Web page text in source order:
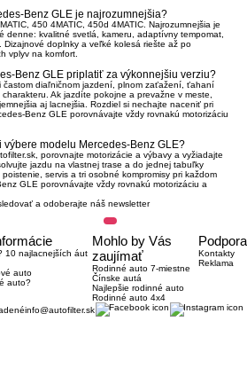
Benz GLE je najrozumnejšia?
450 4MATIC, 450d 4MATIC. Najrozumnejšia je
denne: kvalitné svetlá, kameru, adaptívny tempomat,
doplnky a veľké kolesá riešte až po
vplyv na komfort.
Benz GLE priplatiť za výkonnejšiu verziu?
častom diaľničnom jazdení, plnom zaťažení, ťahaní
Ak jazdíte pokojne a prevažne v meste,
aj lacnejšia. Rozdiel si nechajte naceniť pri
Benz GLE porovnávajte vždy rovnakú motorizáciu
modelu Mercedes-Benz GLE?
porovnajte motorizácie a výbavy a vyžiadajte
jazdu na vlastnej trase a do jednej tabuľky
servis a tri osobné kompromisy pri každom
GLE porovnávajte vždy rovnakú motorizáciu a
a odoberajte náš newsletter
10 najlacnejších áut
auto
auto?
Mohlo by Vás
zaujímať
Rodinné auto 7-miestne
Čínske autá
Najlepšie rodinné auto
Rodinné auto 4x4
Podpora
Kontakty
Reklama
info@autofilter.sk